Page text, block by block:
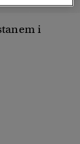
i